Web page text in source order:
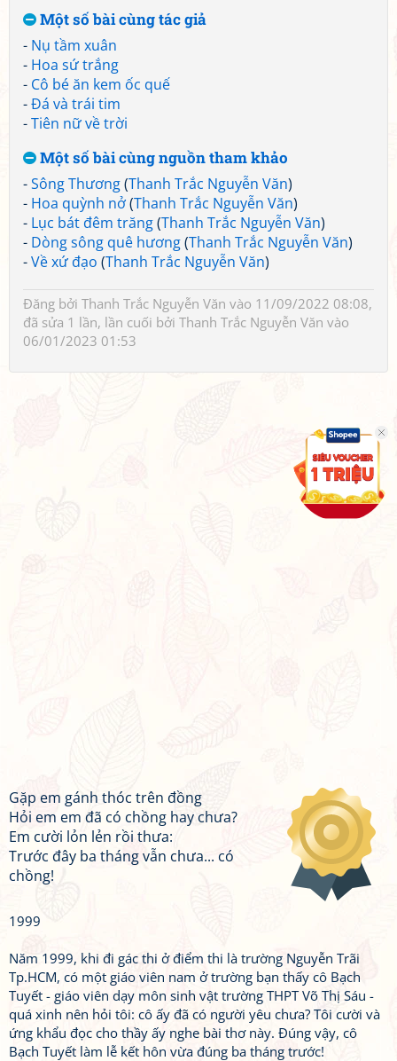
Một số bài cùng tác giả
- Nụ tầm xuân
- Hoa sứ trắng
- Cô bé ăn kem ốc quế
-Đá và trái tim
-Tiên nữ về trời
Một số bài cùng nguồn tham khảo
-Sông Thương(Thanh Trắc Nguyễn Văn)
- Hoa quỳnh nở(Thanh Trắc Nguyễn Văn)
- Lục bát đêm trăng(Thanh Trắc Nguyễn Văn)
- Dòng sông quê hương(Thanh Trắc Nguyễn Văn)
-Về xứ đạo (Thanh Trắc Nguyễn Văn)
Đăng bởi Thanh Trắc Nguyễn Văn vào 11/09/2022 08:08,
đã sửa 1 lần, lần cuối bởi Thanh Trắc Nguyễn Văn vào
06/01/2023 01:53
Gặp em gánh thóc trên đồng
Hỏi em em đã có chồng hay chưa?
Em cười lỏn lẻn rồi thưa:
Trước đây ba tháng vẫn chưa... có
chồng!
1999
Năm 1999, khi đi gác thi ở điểm thi là trường Nguyễn Trãi
Tp.HCM, có một giáo viên nam ở trường bạn thấy cô Bạch
Tuyết - giáo viên dạy môn sinh vật trường THPT Võ Thị Sáu -
quá xinh nên hỏi tôi: cô ấy đã có người yêu chưa? Tôi cười và
ứng khẩu đọc cho thầy ấy nghe bài thơ này. Đúng vậy, cô
Bạch Tuyết làm lễ kết hôn vừa đúng ba tháng trước!